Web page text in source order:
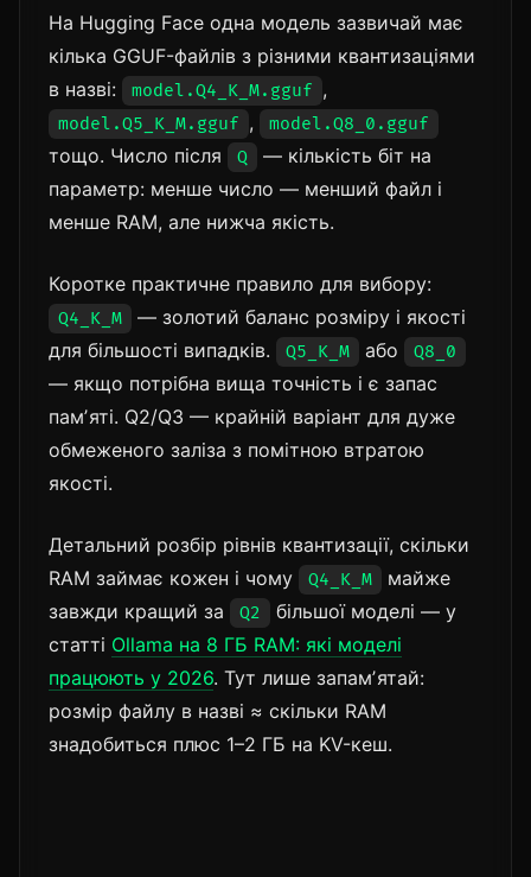
На Hugging Face одна модель зазвичай має
кілька GGUF-файлів з різними квантизаціями
в назві:
model.Q4_K_M.gguf ,
model.Q5_K_M.gguf , model.Q8_0.gguf
тощо. Число після Q
— кількість біт на
параметр: менше число — менший файл і
менше RAM, але нижча якість.
Коротке практичне правило для вибору:
Q4_K_M
— золотий баланс розміру і якості
для більшості випадків.
Q5_K_M або Q8_0
— якщо потрібна вища точність і є запас
памʼяті. Q2/Q3 — крайній варіант для дуже
обмеженого заліза з помітною втратою
якості.
Детальний розбір рівнів квантизації, скільки
RAM займає кожен і чому
Q4_K_M
майже
завжди кращий за
Q2
більшої моделі — у
статті Ollama на 8 ГБ RAM: які моделі
працюють у 2026. Тут лише запамʼятай:
розмір файлу в назві ≈ скільки RAM
знадобиться плюс 1–2 ГБ на KV-кеш.